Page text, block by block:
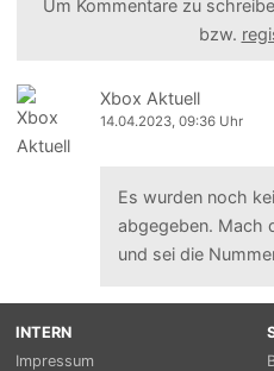
Um Kommentare zu
bzw.
Xbox Aktuell
14.04.2023, 09:36 Uhr
Es wurden noch
abgegeben. Mach
und sei die
INTERN
Impressum